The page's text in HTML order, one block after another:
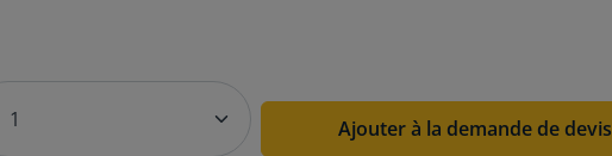
Ajouter à la demande de devis